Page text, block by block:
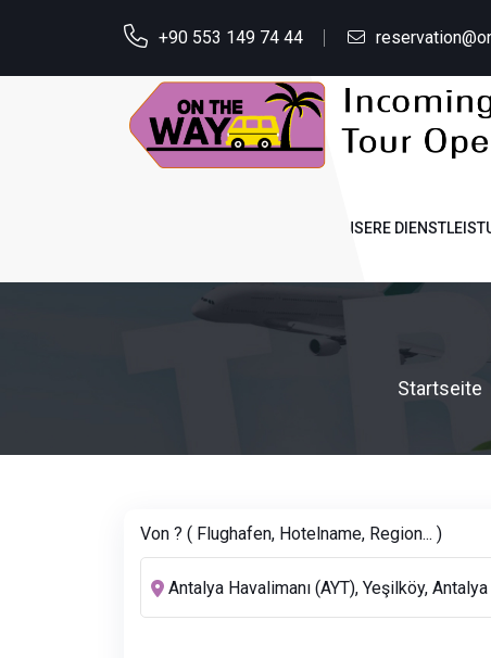
+90 553 149 74 44
UNSERE
Startseite
Von ? ( Flughafen, Hotelname, Region... )